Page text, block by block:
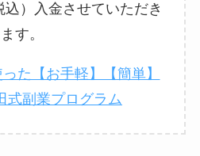
）入金させていただき
ます。
た【お手軽】【簡単】
式副業プログラム